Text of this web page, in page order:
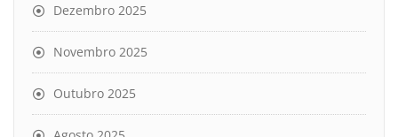
Dezembro 2025
Novembro 2025
Outubro 2025